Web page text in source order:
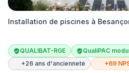
Installation de piscines à
QUALIBAT-RGE
QualiPAC
+26 ans d'ancienneté
+69